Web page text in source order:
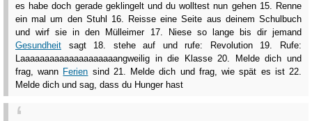
es habe doch gerade geklingelt und du wolltest nun gehen 15. Renne
ein mal um den Stuhl 16. Reisse eine Seite aus deinem Schulbuch
und wirf sie in den Mülleimer 17. Niese so lange bis dir jemand
Gesundheit sagt 18. stehe auf und rufe: Revolution 19. Rufe:
Laaaaaaaaaaaaaaaaaaaangweilig in die Klasse 20. Melde dich und
frag, wann Ferien sind 21. Melde dich und frag, wie spät es ist 22.
Melde dich und sag, dass du Hunger hast